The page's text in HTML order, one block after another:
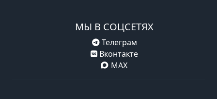
МЫ В СОЦСЕТЯХ
Телеграм
Вконтакте
MAX